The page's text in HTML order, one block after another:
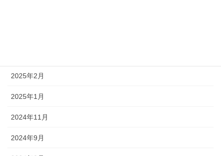
2025年2月
2025年1月
2024年11月
2024年9月